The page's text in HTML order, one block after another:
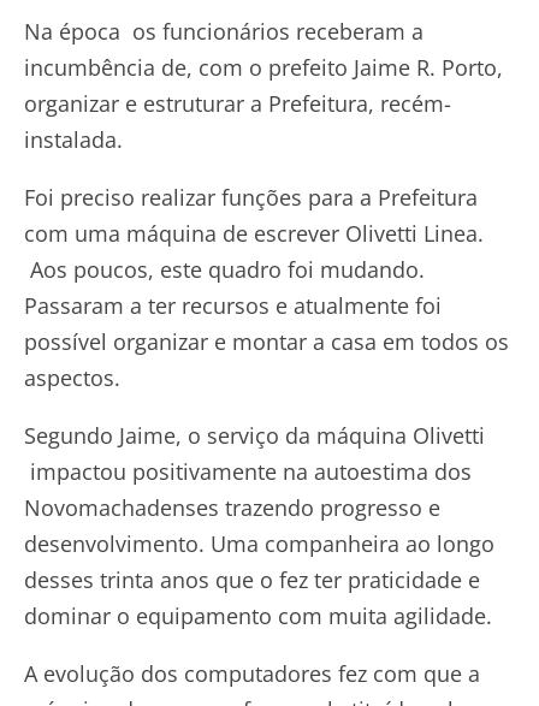
Na época os funcionários receberam a
incumbência de, com o prefeito Jaime R. Porto,
organizar e estruturar a Prefeitura, recém-
instalada.
Foi preciso realizar funções para a Prefeitura
com uma máquina de escrever Olivetti Linea.
Aos poucos, este quadro foi mudando.
Passaram a ter recursos e atualmente foi
possível organizar e montar a casa em todos os
aspectos.
Segundo Jaime, o serviço da máquina Olivetti
impactou positivamente na autoestima dos
Novomachadenses trazendo progresso e
desenvolvimento. Uma companheira ao longo
desses trinta anos que o fez ter praticidade e
dominar o equipamento com muita agilidade.
A evolução dos computadores fez com que a